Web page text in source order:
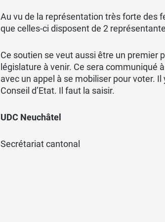
Au vu de la représentation très forte des
que celles-ci disposent de 2
Ce soutien se veut aussi être un premier
législature à venir. Ce sera communiqué
avec un appel à se mobiliser pour voter.
Conseil d’Etat. Il faut la saisir.
UDC Neuchâtel
Secrétariat cantonal